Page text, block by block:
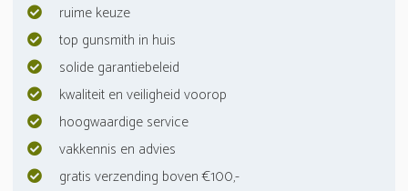
ruime keuze
top gunsmith in huis
solide garantiebeleid
kwaliteit en veiligheid voorop
hoogwaardige service
vakkennis en advies
gratis verzending boven €100,-